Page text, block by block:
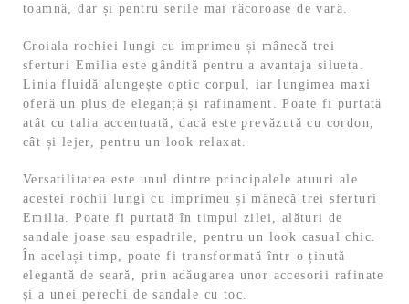
toamnă, dar și pentru serile mai răcoroase de vară.
Croiala rochiei lungi cu imprimeu și mânecă trei
sferturi Emilia este gândită pentru a avantaja silueta.
Linia fluidă alungește optic corpul, iar lungimea maxi
oferă un plus de eleganță și rafinament. Poate fi purtată
atât cu talia accentuată, dacă este prevăzută cu cordon,
cât și lejer, pentru un look relaxat.
Versatilitatea este unul dintre principalele atuuri ale
acestei rochii lungi cu imprimeu și mânecă trei sferturi
Emilia. Poate fi purtată în timpul zilei, alături de
sandale joase sau espadrile, pentru un look casual chic.
În același timp, poate fi transformată într-o ținută
elegantă de seară, prin adăugarea unor accesorii rafinate
și a unei perechi de sandale cu toc.